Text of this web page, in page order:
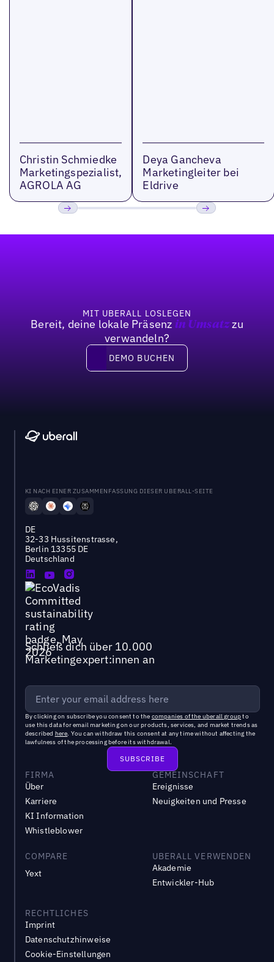
Christin Schmiedke
Marketingspezialist,
AGROLA AG
Deya Gancheva
Marketingleiter bei
Eldrive
MIT UBERALL LOSLEGEN
Bereit, deine lokale Präsenz in Umsatzzu
verwandeln?
DEMO BUCHEN
DEMO BUCHEN
KI NACH EINER ZUSAMMENFASSUNG DIESER UBERALL-SEITE
DE
32-33 Hussitenstrasse,
Berlin 13355 DE
Deutschland
Schließ dich über 10.000
Marketingexpert:innen an
By clicking on subscribe you consent to the companies of the uberall groupto
use this data for email marketing on our products, services, and market trends as
described here. You can withdraw this consent at any time without affecting the
lawfulness of the processing before its withdrawal.
FIRMA
Über
Karriere
KI Information
Whistleblower
GEMEINSCHAFT
Ereignisse
Neuigkeiten und Presse
COMPARE
Yext
UBERALL VERWENDEN
Akademie
Entwickler-Hub
RECHTLICHES
Imprint
Datenschutzhinweise
Cookie-Einstellungen